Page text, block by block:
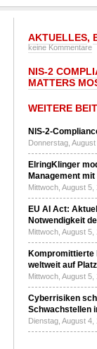
AKTUELLES,
keine Kommentare
NIS-2
MATTERS
WEITERE
NIS-2-
Donnerstag,
ElringKlinger
Management
Mittwoch, August
EU AI Act:
Notwendigkeit
Mittwoch, August
Kompromittierte
weltweit auf
Mittwoch, August
Cyberrisiken
Schwachstellen
Dienstag, August